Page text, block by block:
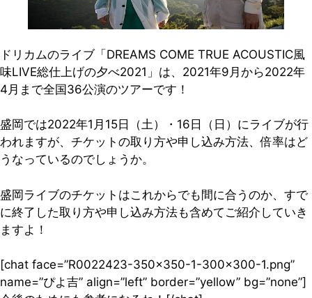
ドリカムのライブ「DREAMS COME TRUE ACOUSTIC風
味LIVE総仕上げの夕べ2021」は、2021年9月から2022年
4月まで全国36公演のツアーです！
盛岡では2022年1月15日（土）・16日（日）にライブが行
われますが、チケットの取り方や申し込み方法、倍率はど
うなっているのでしょうか。
盛岡ライブのチケットはこれからでも間に合うのか、すで
に終了した取り方や申し込み方法も含めてご紹介していき
ますよ！
[chat face=”R0022423-350×350-1-300×300-1.png”
name=”ぴよ吉” align=”left” border=”yellow” bg=”none”]